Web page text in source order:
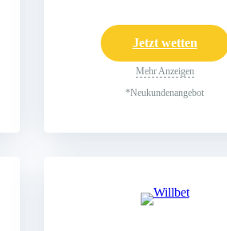
Jetzt wetten
Mehr Anzeigen
*Neukundenangebot